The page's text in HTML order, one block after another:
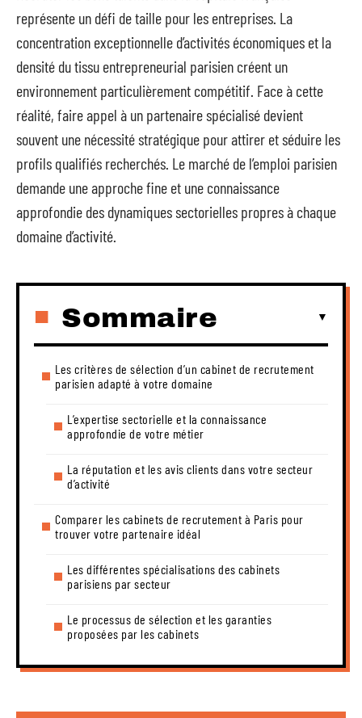
représente un défi de taille pour les entreprises. La
concentration exceptionnelle d’activités économiques et la
densité du tissu entrepreneurial parisien créent un
environnement particulièrement compétitif. Face à cette
réalité, faire appel à un partenaire spécialisé devient
souvent une nécessité stratégique pour attirer et séduire les
profils qualifiés recherchés. Le marché de l’emploi parisien
demande une approche fine et une connaissance
approfondie des dynamiques sectorielles propres à chaque
domaine d’activité.
Sommaire
Les critères de sélection d’un cabinet de recrutement
parisien adapté à votre domaine
L’expertise sectorielle et la connaissance
approfondie de votre métier
La réputation et les avis clients dans votre secteur
d’activité
Comparer les cabinets de recrutement à Paris pour
trouver votre partenaire idéal
Les différentes spécialisations des cabinets
parisiens par secteur
Le processus de sélection et les garanties
proposées par les cabinets